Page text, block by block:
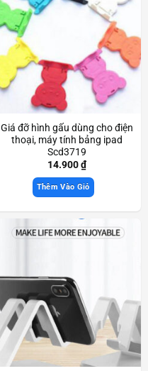
Giá đỡ hình gấu dùng cho điện
thoại, máy tính bảng ipad
Scd3719
14.900₫
Thêm Vào Giỏ